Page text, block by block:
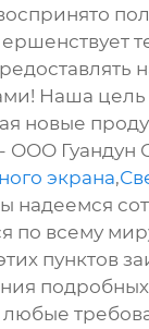
Наша цель
новые
ООО Гуандун
экрана,
по всему
пунктов